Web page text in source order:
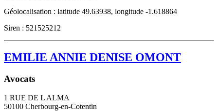
Géolocalisation : latitude 49.63938, longitude -1.618864
Siren : 521525212
EMILIE ANNIE DENISE OMONT
Avocats
1 RUE DE L ALMA
50100 Cherbourg-en-Cotentin